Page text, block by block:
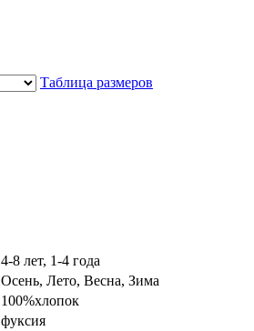
Таблица размеров
4-8 лет, 1-4 года
Осень, Лето, Весна, Зима
100%хлопок
фуксия